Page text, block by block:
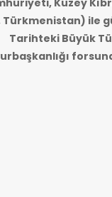
Türkmenistan)
Tarihteki Büyük